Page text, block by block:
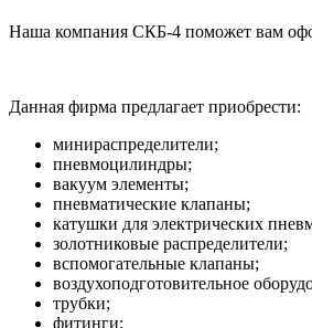
Наша компания СКБ-4 поможет вам
Данная фирма предлагает приобрести:
минираспределители;
пневмоцилиндры;
вакуум элементы;
пневматические клапаны;
катушки для электрических
золотниковые распределители;
вспомогательные клапаны;
воздухоподготовительное
трубки;
фитинги;